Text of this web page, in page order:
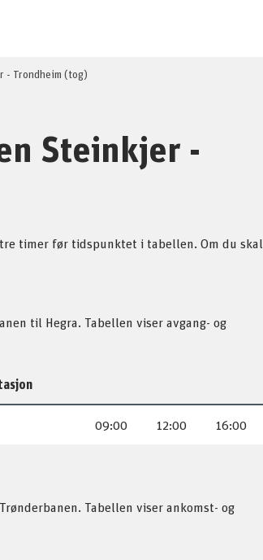
- Trondheim (tog)
Steinkjer -
timer før tidspunktet i tabellen. Om du skal
til Hegra. Tabellen viser avgang- og
09:00 12:00 16:00
Tabellen viser ankomst- og